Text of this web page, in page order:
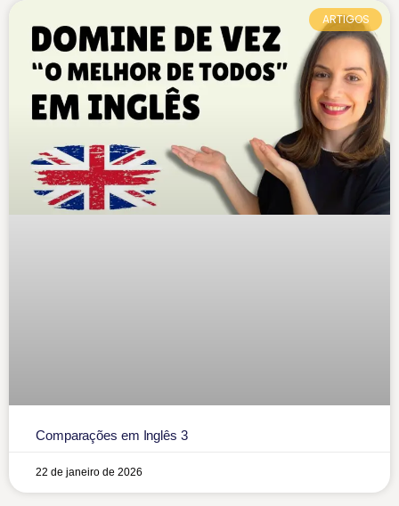
ARTIGOS
Comparações em Inglês 3
22 de janeiro de 2026